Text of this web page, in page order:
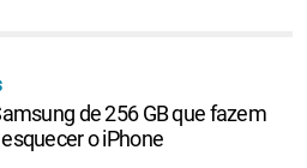
de 256 GB que fazem
o iPhone